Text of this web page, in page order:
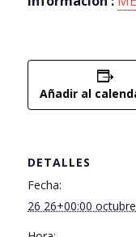
Añadir al
DETALLES
Fecha:
26 26+00:00